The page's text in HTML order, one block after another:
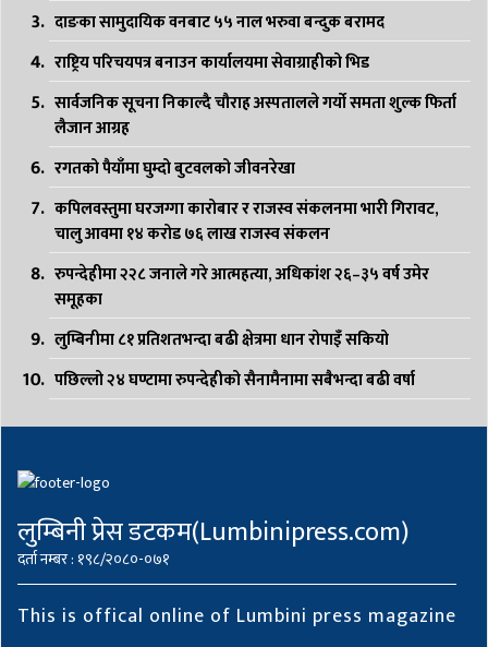
दाङका सामुदायिक वनबाट ५५ नाल भरुवा बन्दुक बरामद
राष्ट्रिय परिचयपत्र बनाउन कार्यालयमा सेवाग्राहीको भिड
सार्वजनिक सूचना निकाल्दै चौराह अस्पतालले गर्यो समता शुल्क फिर्ता
लैजान आग्रह
रगतको पैयाँमा घुम्दो बुटवलको जीवनरेखा
कपिलवस्तुमा घरजग्गा कारोबार र राजस्व संकलनमा भारी गिरावट,
चालु आवमा १४ करोड ७६ लाख राजस्व संकलन
रुपन्देहीमा २२८ जनाले गरे आत्महत्या, अधिकांश २६–३५ वर्ष उमेर
समूहका
लुम्बिनीमा ८१ प्रतिशतभन्दा बढी क्षेत्रमा धान रोपाइँ सकियो
पछिल्लो २४ घण्टामा रुपन्देहीको सैनामैनामा सबैभन्दा बढी वर्षा
लुम्बिनी प्रेस डटकम(Lumbinipress.com)
दर्ता नम्बर : १९८/२०८०-०७१
This is offical online of Lumbini press magazine